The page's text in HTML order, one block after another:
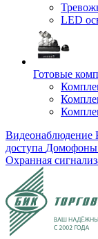
LED
Готовые
Видеонаблюдение
доступа Домофоны
Охранная